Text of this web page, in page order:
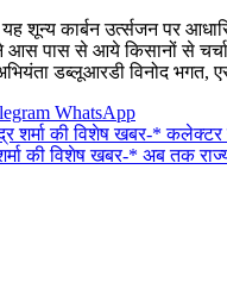
शून्य कार्बन उर्त्सजन पर
पास से आये किसानों से
अभियंता डब्लूआरडी विनोद
WhatsApp
शर्मा की विशेष खबर-*
की विशेष खबर-* अब तक